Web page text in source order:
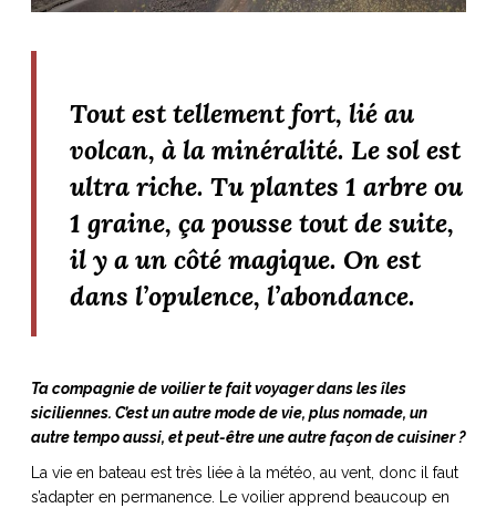
Tout est tellement fort, lié au
volcan, à la minéralité. Le sol est
ultra riche. Tu plantes 1 arbre ou
1 graine, ça pousse tout de suite,
il y a un côté magique. On est
dans l’opulence, l’abondance.
Ta compagnie de voilier te fait voyager dans les îles
siciliennes. C’est un autre mode de vie, plus nomade, un
autre tempo aussi, et peut-être une autre façon de cuisiner ?
La vie en bateau est très liée à la météo, au vent, donc il faut
s’adapter en permanence. Le voilier apprend beaucoup en